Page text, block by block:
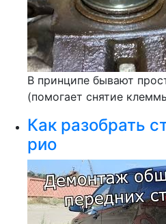
В принципе бывают
(помогает снятие
Как разобрать
рио